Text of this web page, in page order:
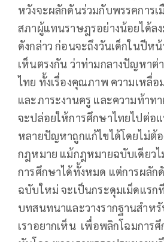
หวังจะผลักดันร่วมกับพรรคการ
สภาผู้แทนราษฎรอย่างน้อยได้ล
ดังกล่าว ก่อนจะถึงวันเด็กในปีหน้
เห็นตรงกัน ว่าท่ามกลางปัญหาต่
ไทย ทั้งเรื่องคุณภาพ ความเหลื่อ
และภาระงานครู และความท้าทา
จะปล่อยให้การศึกษาไทยไปต่อ
หลายปัญหาถูกแก้ไขได้โดยไม่ต้อ
กฎหมาย แม้กฎหมายฉบับเดียว
การศึกษาได้ทั้งหมด แต่การผลัก
ฉบับใหม่ จะเป็นกระดุมเม็ดแรก
บทสนทนาและวางรากฐานสำห
เราอยากเห็น เพื่อพลิกโฉมการ